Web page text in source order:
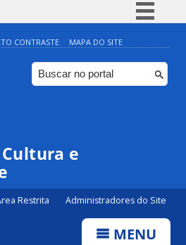
Simplifique!
Comunica BR
Participe
CONTRASTE MAPA DO SITE
e
Restrita Administradores do Site
MENU